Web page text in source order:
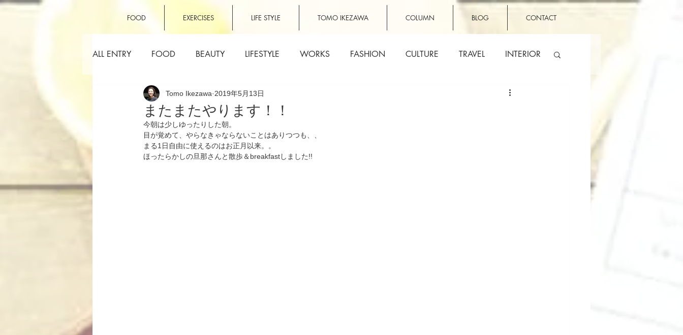
FOOD EXERCISES LIFE STYLE TOMO IKEZAWA COLUMN BLOG CONTACT
ALL ENTRY FOOD BEAUTY LIFESTYLE WORKS FASHION CULTURE TRAVEL INTERIOR
またまたやります！！
Tomo Ikezawa 2019年5月13日
今朝は少しゆったりした朝。
目が覚めて、やらなきゃならないことはありつつも、、
まる1日自由に使えるのはお正月以来。。
ほったらかしの旦那さんと散歩＆breakfastしました!!